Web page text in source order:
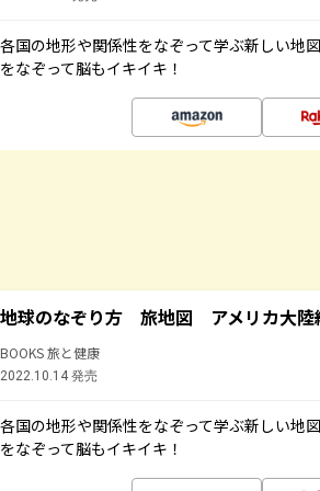
各国の地形や関係性をなぞって学ぶ新しい地
をなぞって脳もイキイキ！
地球のなぞり方 旅地図 アメリカ大陸
BOOKS 旅と健康
2022.10.14 発売
各国の地形や関係性をなぞって学ぶ新しい地
をなぞって脳もイキイキ！